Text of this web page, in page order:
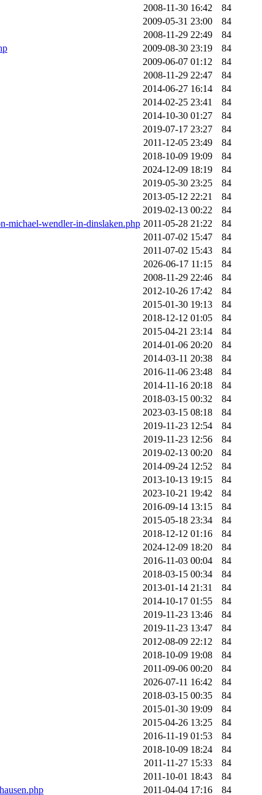
2008-11-30 16:42
84
2009-05-31 23:00
84
2008-11-29 22:49
84
2009-08-30 23:19
84
2009-06-07 01:12
84
2008-11-29 22:47
84
2014-06-27 16:14
84
2014-02-25 23:41
84
2014-10-30 01:27
84
2019-07-17 23:27
84
2011-12-05 23:49
84
2018-10-09 19:09
84
2024-12-09 18:19
84
2019-05-30 23:25
84
2013-05-12 22:21
84
2019-02-13 00:22
84
michael-wendler-in-dinslaken.php 2011-05-28 21:22
84
2011-07-02 15:47
84
2011-07-02 15:43
84
2026-06-17 11:15
84
2008-11-29 22:46
84
2012-10-26 17:42
84
2015-01-30 19:13
84
2018-12-12 01:05
84
2015-04-21 23:14
84
2014-01-06 20:20
84
2014-03-11 20:38
84
2016-11-06 23:48
84
2014-11-16 20:18
84
2018-03-15 00:32
84
2023-03-15 08:18
84
2019-11-23 12:54
84
2019-11-23 12:56
84
2019-02-13 00:20
84
2014-09-24 12:52
84
2013-10-13 19:15
84
2023-10-21 19:42
84
2016-09-14 13:15
84
2015-05-18 23:34
84
2018-12-12 01:16
84
2024-12-09 18:20
84
2016-11-03 00:04
84
2018-03-15 00:34
84
2013-01-14 21:31
84
2014-10-17 01:55
84
2019-11-23 13:46
84
2019-11-23 13:47
84
2012-08-09 22:12
84
2018-10-09 19:08
84
2011-09-06 00:20
84
2026-07-11 16:42
84
2018-03-15 00:35
84
2015-01-30 19:09
84
2015-04-26 13:25
84
2016-11-19 01:53
84
2018-10-09 18:24
84
2011-11-27 15:33
84
2011-10-01 18:43
84
2011-04-04 17:16 84